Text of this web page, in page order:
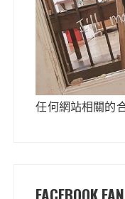
任何網站相關的
FACEBOOK